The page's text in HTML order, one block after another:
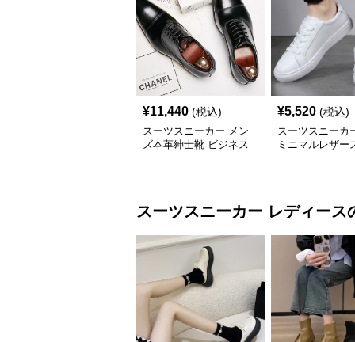
¥11,440 (税込)
スーツスニーカー メン
ズ本革紳士靴 ビジネス
¥5,520 (税込)
スーツスニーカ
ミニマルレザー
スーツスニーカー レディース